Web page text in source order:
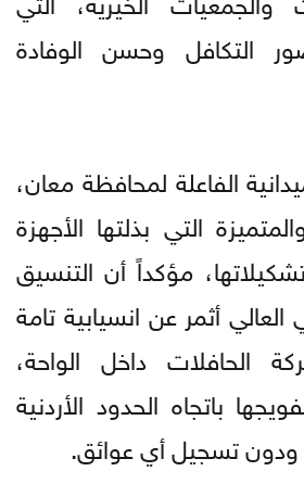
التكافل وحسن الوفادة
الفاعلة لمحافظة معان،
التي بذلتها الأجهزة
مؤكداً أن التنسيق
أثمر عن انسيابية تامة
الحافلات داخل الواحة،
باتجاه الحدود الأردنية
تسجيل أي عوائق.